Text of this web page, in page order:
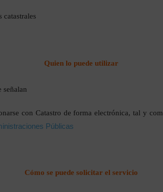
Quien lo puede utilizar
señalan
con Catastro de forma electrónica, tal y
Públicas
Cómo se puede solicitar el servicio